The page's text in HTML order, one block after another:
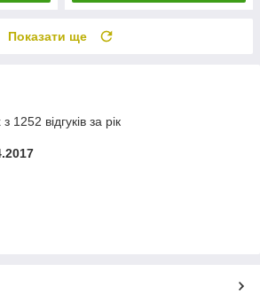
Показати ще
1252 відгуків за рік